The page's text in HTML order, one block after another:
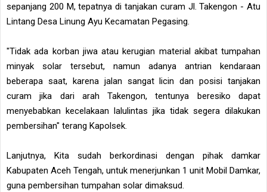
sepanjang 200 M, tepatnya di tanjakan curam Jl. Takengon - Atu
Lintang Desa Linung Ayu Kecamatan Pegasing.
"Tidak ada korban jiwa atau kerugian material akibat tumpahan
minyak solar tersebut, namun adanya antrian kendaraan
beberapa saat, karena jalan sangat licin dan posisi tanjakan
curam jika dari arah Takengon, tentunya beresiko dapat
menyebabkan kecelakaan lalulintas jika tidak segera dilakukan
pembersihan" terang Kapolsek.
Lanjutnya, Kita sudah berkordinasi dengan pihak damkar
Kabupaten Aceh Tengah, untuk menerjunkan 1 unit Mobil Damkar,
guna pembersihan tumpahan solar dimaksud.